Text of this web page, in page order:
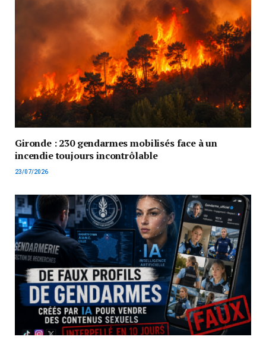
Gironde : 230 gendarmes mobilisés face à un
incendie toujours incontrôlable
23/07/2026